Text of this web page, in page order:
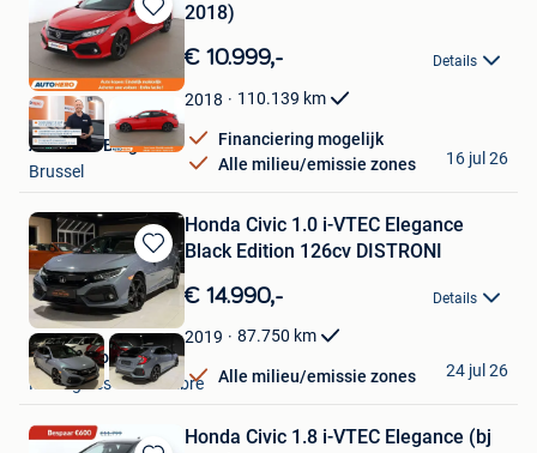
Bewaren
in
Favorieten
2018)
€ 10.999,- Details
2018 110.139 km
Financiering mogelijk
Alle milieu/emissie zones
Autohero België
Brussel
16 jul 26
Bewaren
in
Mijn
Favorieten
Honda Civic 1.0 i-VTEC Elegance
Black Edition 126cv DISTRONI
€ 14.990,- Details
2019 87.750 km
Alle milieu/emissie zones
Look Motors
Montignies-Sur-Sambre
24 jul 26
Honda Civic 1.8 i-VTEC Elegance (bj